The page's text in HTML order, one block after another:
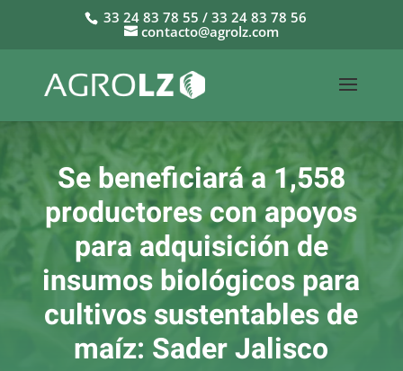
33 24 83 78 55 / 33 24 83 78 56
contacto@agrolz.com
Se beneficiará a 1,558
productores con apoyos
para adquisición de
insumos biológicos para
cultivos sustentables de
maíz: Sader Jalisco